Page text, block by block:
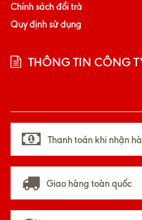
Chính sách đổi trả
Quy định sử dụng
THÔNG TIN CÔNG
Thanh toán khi nhận
Giao hàng toàn quốc